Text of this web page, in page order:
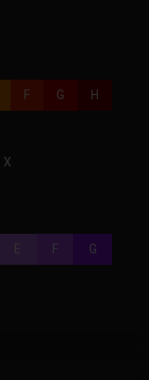
F G H
X
E F G